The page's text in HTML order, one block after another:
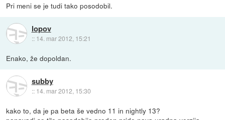
Pri meni se je tudi tako posodobil.
lopov
:: 14. mar 2012, 15:21
Enako, že dopoldan.
subby
:: 14. mar 2012, 15:30
kako to, da je pa beta še vedno 11 in nightly 13?